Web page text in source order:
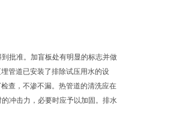
批准。加盲板处有明显的标志并做
管道已安装了排除试压用水的设
查，不渗不漏。热管道的清洗应在
冲击力，必要时应予以加固。排水